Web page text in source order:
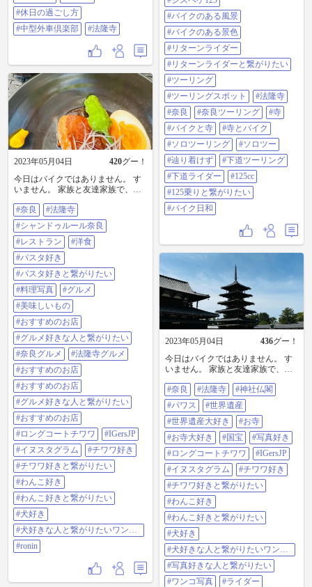
#休日の過ごし方
#中型外車倶楽部
#法隆寺
#gsxr125好きと繋がりたい #GSX
#GSX125R #ジスペケ #ジスペケ125
#バイクのある風景 #バイクのある
景色 #リターンライダー #リターン
ライダーと繋がりたい #ツーリング
#ツーリングスポット #法隆寺 #奈
良 #奈良ツーリング #寺 #バイクと
寺 #寺とバイク #ソロツーリング #
ソロツー #辿り着けず #下道ツーリ
ング #下道ライダー #125cc #125乗
りと繋がりたい#バイク日和
#バイクのある風景
#バイクのある景色
#リターンライダー
#リターンライダーと繋がりたい
#ツーリング
#ツーリングスポット
#法隆寺
#奈良
#奈良ツーリング
#寺
#バイクと寺
#寺とバイク
#ソロツーリング
#ソロツー
#辿り着けず
#下道ツーリング
#下道ライダー
#125cc
#125乗りと繋がりたい
#バイク日和
2023年05月04日 420グー！
今日はバイクではありません。 す
いません。 家族と友達家族で、GW
シャンドゥルール 奈良。 テラス席
はワンコもOK🙆‍♀️ 角煮セットやパス
タ、ピザセット。 少々高いが、パ
ンやご飯はおかわりし放題だし、
飲み物もつく。 しかもどれも美味
しい。 アヒージョ、めっちゃ美味
かった。 #奈良#法隆寺#シャンドゥ
ルール奈良#レストラン#洋食#パス
タ好き#パスタ好きと繋がりたい#
料理写真#グルメ#美味しいもの#お
すすめのお店#グルメ好きな人と繋
がりたい#奈良グルメ#法隆寺グル
メ#おすすめのお店#おすすめのお
店#グルメ好きな人と繋がりたい#
おすすめのお店#ロングコートチワ
ワ#igersjp#イヌスタグラム#チワワ
好き#チワワ好きと繋がりたい#わ
んこ好き#わんこ好きと繋がりたい
#犬好き#犬好きな人と繋がりたい
ワンコ好きな人と繋がりたい#ronin
#奈良
#法隆寺
#シャンドゥルール奈良
#レストラン
#洋食
#パスタ好き
#パスタ好きと繋がりたい
#料理写真
#グルメ
#美味しいもの
#おすすめのお店
#グルメ好きな人と繋がりたい
#奈良グルメ
#法隆寺グルメ
#おすすめのお店
#おすすめのお店
#グルメ好きな人と繋がりたい
#おすすめのお店
#ロングコートチワワ
#IGersJP
#イヌスタグラム
#チワワ好き
#チワワ好きと繋がりたい
#わんこ好き
#わんこ好きと繋がりたい
#犬好き
#犬好きな人と繋がりたいワンコ
好きな人と繋がりたい
#ronin
2023年05月04日 436グー！
今日はバイクではありません。 す
いません。 家族と友達家族で、GW
良・法隆寺へ。 法隆寺、35年ぶり
にてきました。 世界遺産！ めっち
ゃいいねー。 凄い良かった。 感動
してしまった。 #奈良#法隆寺#神社
仏閣#パワス#世界遺産#世界遺産大
好き#お寺#お寺大好き#国宝#写真
好き#ロングコートチワワ#igersjp#
イヌスタグラム#チワワ好き#チワ
ワ好きと繋がりたい#わんこ好き#
わんこ好きと繋がりたい#犬好き#
犬好きな人と繋がりたいワンコ好
きな人と繋がりたい#写真好きな人
と繋がりたい#ワンコ写真 #ライダ
ー#HONDA#モンキー#モンキー
125#パルネビュラレッド#赤#赤猿
#ronin #大型バイク#スズキ
#SUZUKI#GSXS1000F#GSX#ronin
#奈良 #法隆寺
#神社仏閣
#パワス
#世界遺産
#世界遺産大好き
#お寺
#お寺大好き
#国宝
#写真好き
#ロングコートチワワ
#IGersJP
#イヌスタグラム
#チワワ好き
#チワワ好きと繋がりたい
#わんこ好き
#わんこ好きと繋がりたい
#犬好き
#犬好きな人と繋がりたいワンコ
好きな人と繋がりたい
#写真好きな人と繋がりたい
#ワンコ写真
#ライダー